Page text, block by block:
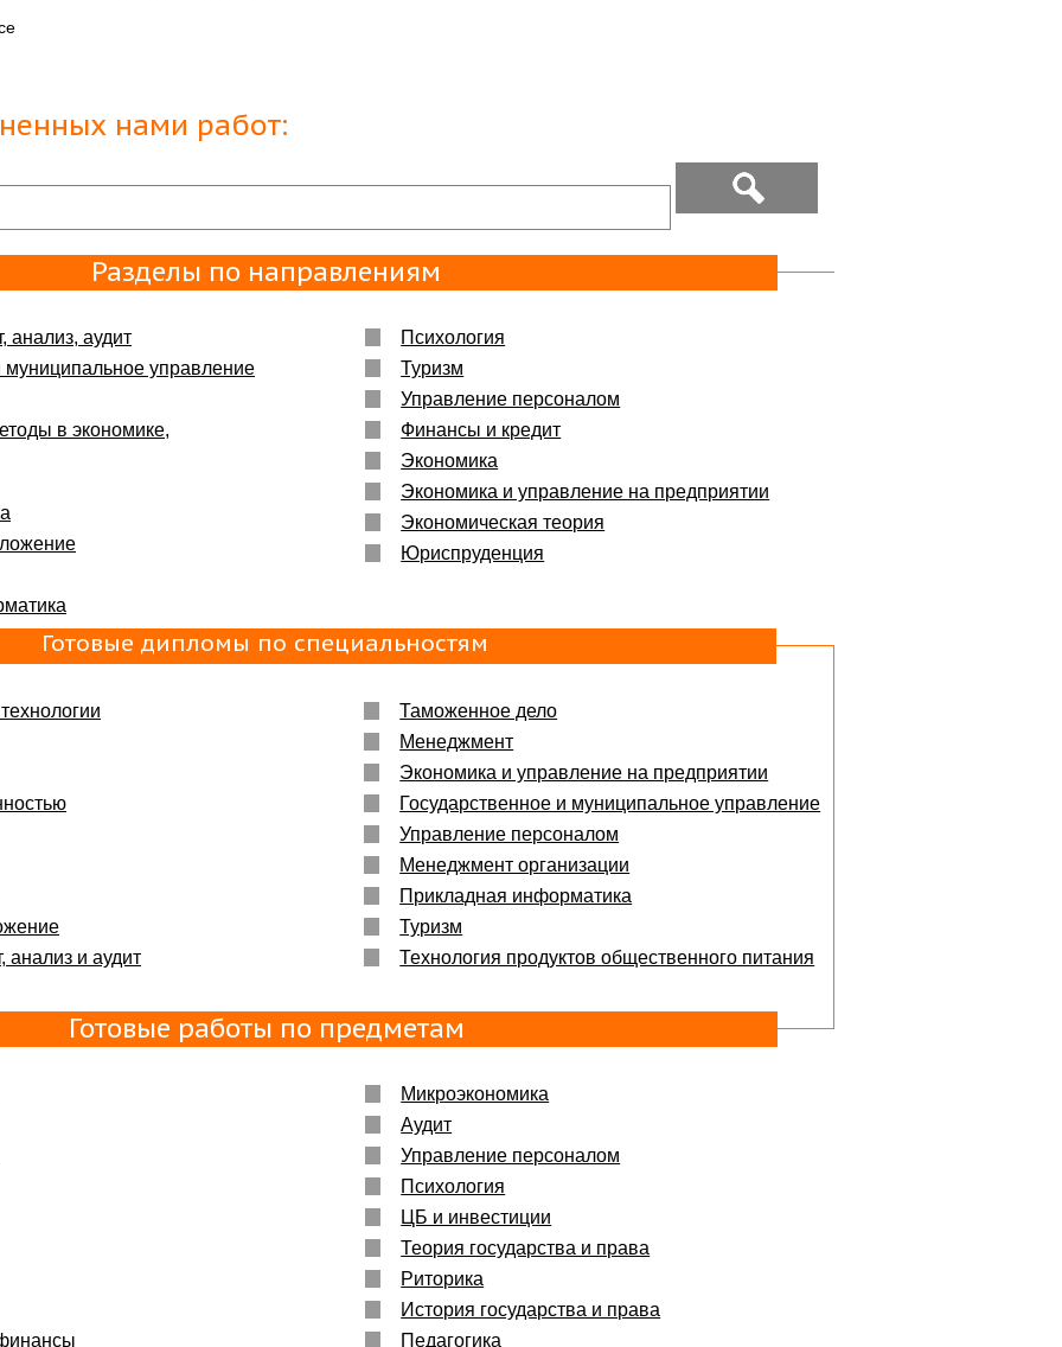
нами работ:
Разделы по направлениям
анализ, аудит
муниципальное управление
в экономике,
Психология
Туризм
Управление персоналом
Финансы и кредит
Экономика
Экономика и управление на предприятии
Экономическая теория
Юриспруденция
Готовые дипломы по специальностям
анализ и аудит
Таможенное дело
Менеджмент
Экономика и управление на предприятии
Государственное и муниципальное управление
Управление персоналом
Менеджмент организации
Прикладная информатика
Туризм
Технология продуктов общественного питания
Готовые работы по предметам
Микроэкономика
Аудит
Управление персоналом
Психология
ЦБ и инвестиции
Теория государства и права
Риторика
История государства и права
Педагогика